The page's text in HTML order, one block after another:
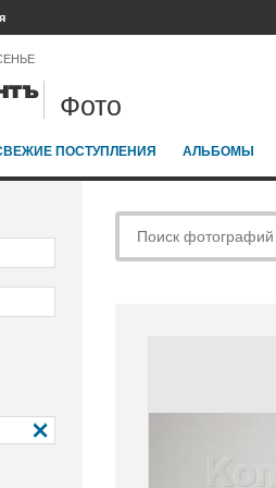
Фото
ПОСТУПЛЕНИЯ АЛЬБОМЫ